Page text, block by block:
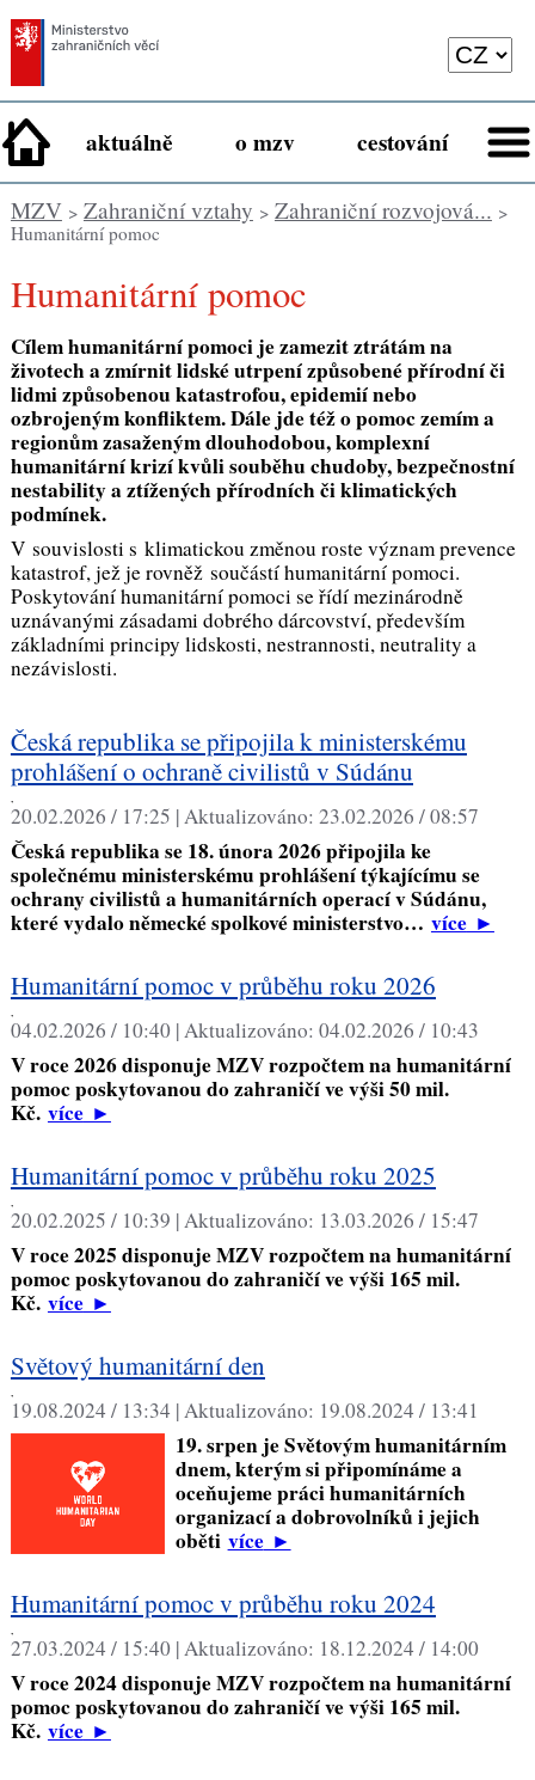
aktuálně o mzv cestování
MZV> Zahraniční vztahy > Zahraniční rozvojová... >
Humanitární pomoc
Humanitární pomoc
Cílem humanitární pomoci je zamezit ztrátám na
životech a zmírnit lidské utrpení způsobené přírodní či
lidmi způsobenou katastrofou, epidemií nebo
ozbrojeným konfliktem. Dále jde též o pomoc zemím a
regionům zasaženým dlouhodobou, komplexní
humanitární krizí kvůli souběhu chudoby, bezpečnostní
nestability a ztížených přírodních či klimatických
podmínek.
V souvislosti s klimatickou změnou roste význam prevence
katastrof, jež je rovněž součástí humanitární pomoci.
Poskytování humanitární pomoci se řídí mezinárodně
uznávanými zásadami dobrého dárcovství, především
základními principy lidskosti, nestrannosti, neutrality a
nezávislosti.
Česká republika se připojila k ministerskému
prohlášení o ochraně civilistů v Súdánu
,
20.02.2026 / 17:25 |Aktualizováno: 23.02.2026 / 08:57
Česká republika se 18. února 2026 připojila ke
společnému ministerskému prohlášení týkajícímu se
ochrany civilistů a humanitárních operací v Súdánu,
které vydalo německé spolkové ministerstvo… více►
Humanitární pomoc v průběhu roku 2026
,
04.02.2026 / 10:40 |Aktualizováno: 04.02.2026 / 10:43
V roce 2026 disponuje MZV rozpočtem na humanitární
pomoc poskytovanou do zahraničí ve výši 50 mil.
Kč. více►
Humanitární pomoc v průběhu roku 2025
,
20.02.2025 / 10:39 |Aktualizováno: 13.03.2026 / 15:47
V roce 2025 disponuje MZV rozpočtem na humanitární
pomoc poskytovanou do zahraničí ve výši 165 mil.
Kč. více►
Světový humanitární den
,
19.08.2024 / 13:34 |Aktualizováno: 19.08.2024 / 13:41
19. srpen je Světovým humanitárním
dnem, kterým si připomínáme a
oceňujeme práci humanitárních
organizací a dobrovolníků i jejich
oběti více►
Humanitární pomoc v průběhu roku 2024
,
27.03.2024 / 15:40 |Aktualizováno: 18.12.2024 / 14:00
V roce 2024 disponuje MZV rozpočtem na humanitární
pomoc poskytovanou do zahraničí ve výši 165 mil.
Kč. více►